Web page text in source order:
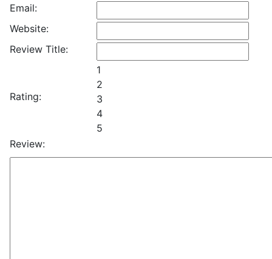
Email:
Website:
Review Title:
Rating:
1
2
3
4
5
Review: